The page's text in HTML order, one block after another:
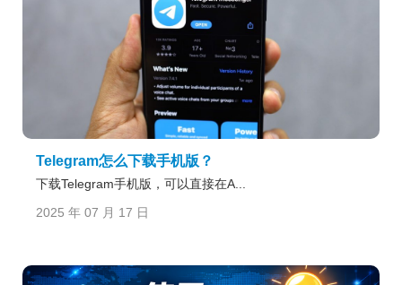
Telegram怎么下载手机版？
下载Telegram手机版，可以直接在A...
2025 年 07 月 17 日